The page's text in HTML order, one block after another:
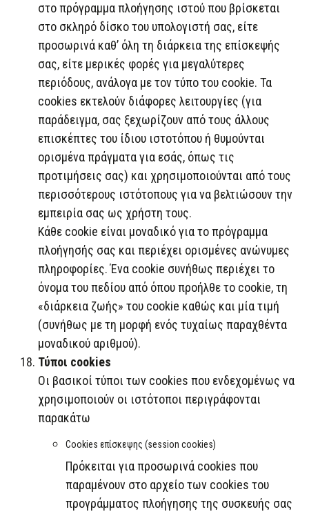
στο πρόγραμμα πλοήγησης ιστού που βρίσκεται
στο σκληρό δίσκο του υπολογιστή σας, είτε
προσωρινά καθ’ όλη τη διάρκεια της επίσκεψής
σας, είτε μερικές φορές για μεγαλύτερες
περιόδους, ανάλογα με τον τύπο του cookie. Τα
cookies εκτελούν διάφορες λειτουργίες (για
παράδειγμα, σας ξεχωρίζουν από τους άλλους
επισκέπτες του ίδιου ιστοτόπου ή θυμούνται
ορισμένα πράγματα για εσάς, όπως τις
προτιμήσεις σας) και χρησιμοποιούνται από τους
περισσότερους ιστότοπους για να βελτιώσουν την
εμπειρία σας ως χρήστη τους.
Κάθε cookie είναι μοναδικό για το πρόγραμμα
πλοήγησής σας και περιέχει ορισμένες ανώνυμες
πληροφορίες. Ένα cookie συνήθως περιέχει το
όνομα του πεδίου από όπου προήλθε το cookie, τη
«διάρκεια ζωής» του cookie καθώς και μία τιμή
(συνήθως με τη μορφή ενός τυχαίως παραχθέντα
μοναδικού αριθμού).
Τύποι cookies
Οι βασικοί τύποι των cookies που ενδεχομένως να
χρησιμοποιούν οι ιστότοποι περιγράφονται
παρακάτω
Cookies επίσκεψης (session cookies)
Πρόκειται για προσωρινά cookies που
παραμένουν στο αρχείο των cookies του
προγράμματος πλοήγησης της συσκευής σας